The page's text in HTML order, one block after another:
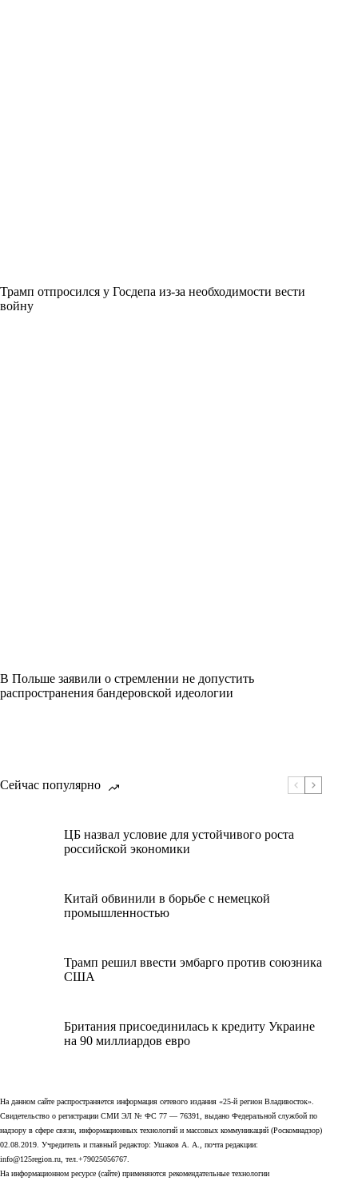
Трамп отпросился у Госдепа из-за необходимости вести
войну
В Польше заявили о стремлении не допустить
распространения бандеровской идеологии
Сейчас популярно
ЦБ назвал условие для устойчивого роста
российской экономики
Китай обвинили в борьбе с немецкой
промышленностью
Трамп решил ввести эмбарго против союзника
США
Британия присоединилась к кредиту Украине
на 90 миллиардов евро
На данном сайте распространяется информация сетевого издания «25-й регион Владивосток».
Свидетельство о регистрации СМИ ЭЛ № ФС 77 — 76391, выдано Федеральной службой по
надзору в сфере связи, информационных технологий и массовых коммуникаций (Роскомнадзор)
02.08.2019. Учредитель и главный редактор: Ушаков А. А., почта редакции:
info@125region.ru, тел.+79025056767.
На информационном ресурсе (сайте) применяются рекомендательные технологии